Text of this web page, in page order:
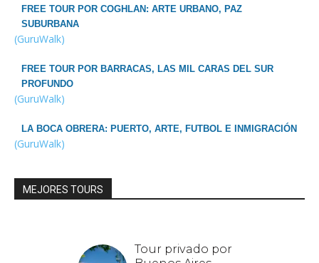
FREE TOUR POR COGHLAN: ARTE URBANO, PAZ
SUBURBANA
(GuruWalk)
FREE TOUR POR BARRACAS, LAS MIL CARAS DEL SUR
PROFUNDO
(GuruWalk)
LA BOCA OBRERA: PUERTO, ARTE, FUTBOL E INMIGRACIÓN
(GuruWalk)
MEJORES TOURS